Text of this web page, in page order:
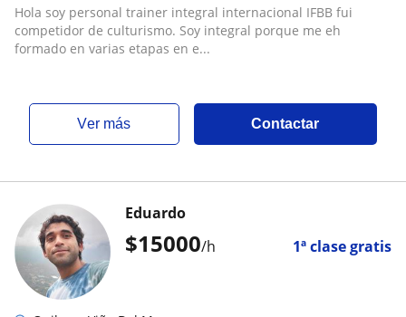
Hola soy personal trainer integral internacional IFBB fui
competidor de culturismo. Soy integral porque me eh
formado en varias etapas en e...
ver más Contactar
$15000/h 1ª clase gratis
Eduardo